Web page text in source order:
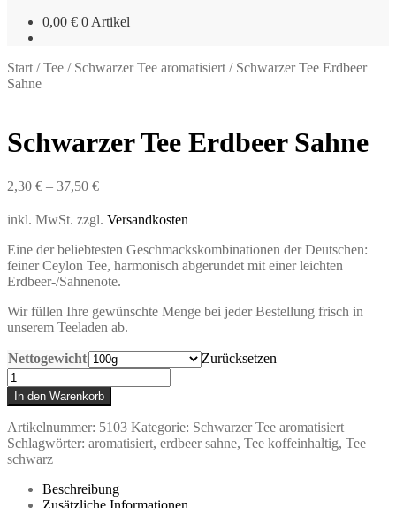
0,00 € 0 Artikel
Start /Tee / Schwarzer Tee aromatisiert / Schwarzer Tee Erdbeer
Sahne
Schwarzer Tee Erdbeer Sahne
2,30 € – 37,50 €
inkl. MwSt. zzgl. Versandkosten
Eine der beliebtesten Geschmackskombinationen der Deutschen:
feiner Ceylon Tee, harmonisch abgerundet mit einer leichten
Erdbeer-/Sahnenote.
Wir füllen Ihre gewünschte Menge bei jeder Bestellung frisch in
unserem Teeladen ab.
Nettogewicht
Zurücksetzen
Schwarzer
Tee
Erdbeer
Sahne
Menge
In den Warenkorb
Artikelnummer: 5103 Kategorie: Schwarzer Tee aromatisiert
Schlagwörter: aromatisiert, erdbeer sahne, Tee koffeinhaltig, Tee
schwarz
Beschreibung
Zusätzliche Informationen